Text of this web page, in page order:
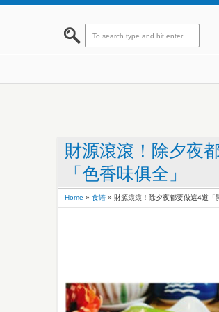
財源滾滾！除夕夜
「色香味俱全」
Home » 食谱 » 財源滾滾！除夕夜都要做這4道